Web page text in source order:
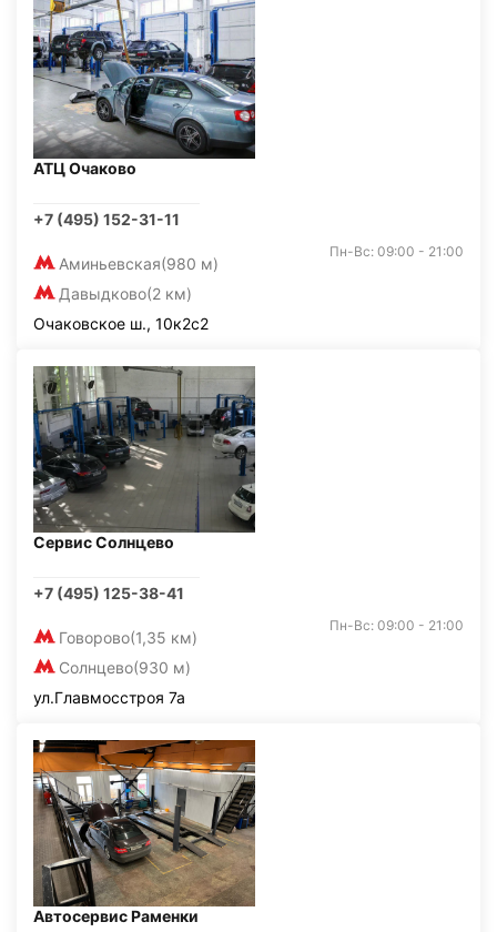
АТЦ Очаково
+7 (495) 152-31-11
Аминьевская(980 м)
Давыдково(2 км)
Пн-Вс: 09:00 - 21:00
Очаковское ш., 10к2с2
Сервис Солнцево
+7 (495) 125-38-41
Говорово(1,35 км)
Солнцево(930 м)
Пн-Вс: 09:00 - 21:00
ул.Главмосстроя 7а
Автосервис Раменки